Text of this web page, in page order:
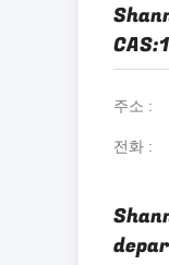
주소
전화